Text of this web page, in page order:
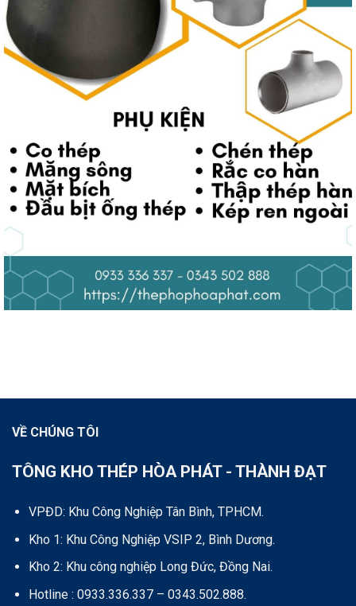
VỀ CHÚNG TÔI
TÔNG KHO THÉP HÒA PHÁT - THÀNH ĐẠT
VPĐD: Khu Công Nghiệp Tân Bình, TPHCM.
Kho 1: Khu Công Nghiệp VSIP 2, Bình Dương.
Kho 2: Khu công nghiệp Long Đức, Đồng Nai.
Hotline : 0933.336.337 – 0343.502.888.